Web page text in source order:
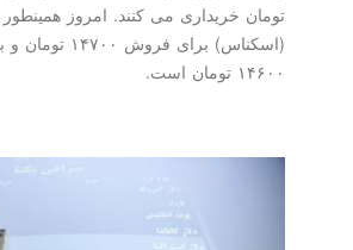
تومان خریداری می كنند. امروز همینطور قیمت
(اسكناس) برای فروش ۱۴۷۰۰ تومان و برای